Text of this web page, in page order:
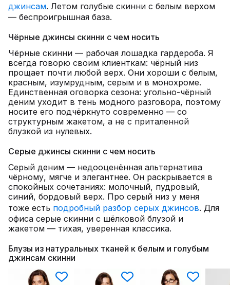
джинсам. Летом голубые скинни с белым верхом
— беспроигрышная база.
Чёрные джинсы скинни с чем носить
Чёрные скинни — рабочая лошадка гардероба. Я
всегда говорю своим клиенткам: чёрный низ
прощает почти любой верх. Они хороши с белым,
красным, изумрудным, серым и в монохроме.
Единственная оговорка сезона: угольно-чёрный
деним уходит в тень модного разговора, поэтому
носите его подчёркнуто современно — со
структурным жакетом, а не с приталенной
блузкой из нулевых.
Серые джинсы скинни с чем носить
Серый деним — недооценённая альтернатива
чёрному, мягче и элегантнее. Он раскрывается в
спокойных сочетаниях: молочный, пудровый,
синий, бордовый верх. Про серый низ у меня
тоже есть подробный разбор серых джинсов. Для
офиса серые скинни с шёлковой блузой и
жакетом — тихая, уверенная классика.
Блузы из натуральных тканей к белым и голубым
джинсам скинни